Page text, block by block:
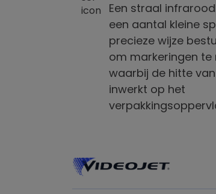
Een straal
een aantal kleine
precieze wijze
om markeringen te
waarbij de hitte
inwerkt op het